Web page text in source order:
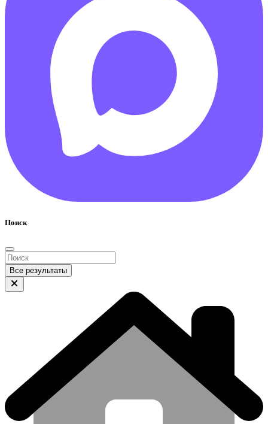
Поиск
Все результаты